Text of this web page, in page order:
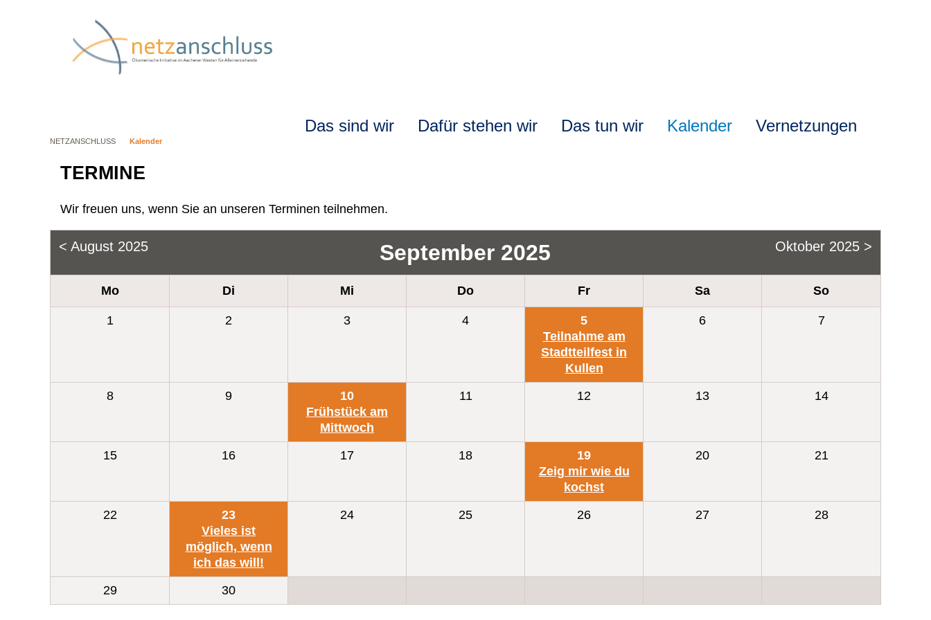
überspringen
Das sind wir Dafür stehen wir Das tun wir Kalender Vernetzungen
NETZANSCHLUSS Kalender
TERMINE
Wir freuen uns, wenn Sie an unseren Terminen teilnehmen.
< August 2025 September 2025 Oktober 2025 >
Mo Di Mi Do Fr Sa So
1 2 3 4
5
Teilnahme am
Stadtteilfest in
Kullen
6 7
8 9
10
Frühstück am
Mittwoch
11 12 13 14
15 16 17 18
19
Zeig mir wie du
kochst
20 21
22
23
Vieles ist
möglich, wenn
ich das will!
24 25 26 27 28
29 30